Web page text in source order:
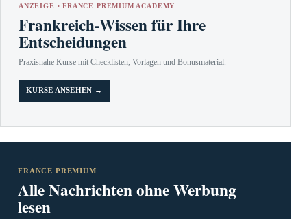
ANZEIGE · FRANCE PREMIUM ACADEMY
Frankreich-Wissen für Ihre
Entscheidungen
Praxisnahe Kurse mit Checklisten, Vorlagen und Bonusmaterial.
KURSE ANSEHEN →
FRANCE PREMIUM
Alle Nachrichten ohne Werbung
lesen